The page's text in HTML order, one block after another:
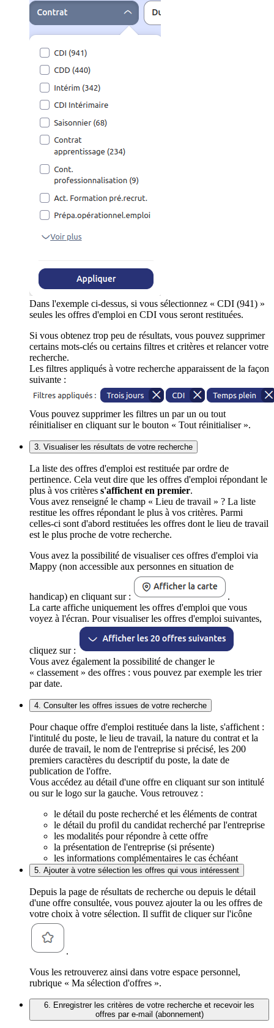
Dans l'exemple ci-dessus, si vous sélectionnez « CDI (941) »
seules les offres d'emploi en CDI vous seront restituées.
Si vous obtenez trop peu de résultats, vous pouvez supprimer
certains mots-clés ou certains filtres et critères et relancer votre
recherche.
Les filtres appliqués à votre recherche apparaissent de la façon
suivante :
Vous pouvez supprimer les filtres un par un ou tout
réinitialiser en cliquant sur le bouton « Tout réinitialiser ».
3. Visualiser les résultats de votre recherche
La liste des offres d'emploi est restituée par ordre de
pertinence. Cela veut dire que les offres d'emploi répondant le
plus à vos critères s'affichent en premier.
Vous avez renseigné le champ « Lieu de travail » ? La liste
restitue les offres répondant le plus à vos critères. Parmi
celles-ci sont d'abord restituées les offres dont le lieu de travail
est le plus proche de votre recherche.
Vous avez la possibilité de visualiser ces offres d'emploi via
Mappy (non accessible aux personnes en situation de
handicap) en cliquant sur :
.
La carte affiche uniquement les offres d'emploi que vous
voyez à l'écran. Pour visualiser les offres d'emploi suivantes,
cliquez sur :
Vous avez également la possibilité de changer le
« classement » des offres : vous pouvez par exemple les trier
par date.
4. Consulter les offres issues de votre recherche
Pour chaque offre d'emploi restituée dans la liste, s'affichent :
l'intitulé du poste, le lieu de travail, la nature du contrat et la
durée de travail, le nom de l'entreprise si précisé, les 200
premiers caractères du descriptif du poste, la date de
publication de l'offre.
Vous accédez au détail d'une offre en cliquant sur son intitulé
ou sur le logo sur la gauche. Vous retrouvez :
le détail du poste recherché et les éléments de contrat
le détail du profil du candidat recherché par l'entreprise
les modalités pour répondre à cette offre
la présentation de l'entreprise (si présente)
les informations complémentaires le cas échéant
5. Ajouter à votre sélection les offres qui vous intéressent
Depuis la page de résultats de recherche ou depuis le détail
d'une offre consultée, vous pouvez ajouter la ou les offres de
votre choix à votre sélection. Il suffit de cliquer sur l'icône
.
Vous les retrouverez ainsi dans votre espace personnel,
rubrique « Ma sélection d'offres ».
6. Enregistrer les critères de votre recherche et recevoir les
offres par e-mail (abonnement)